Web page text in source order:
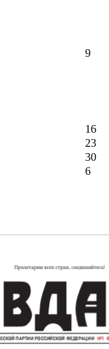
9
16
23
30
6